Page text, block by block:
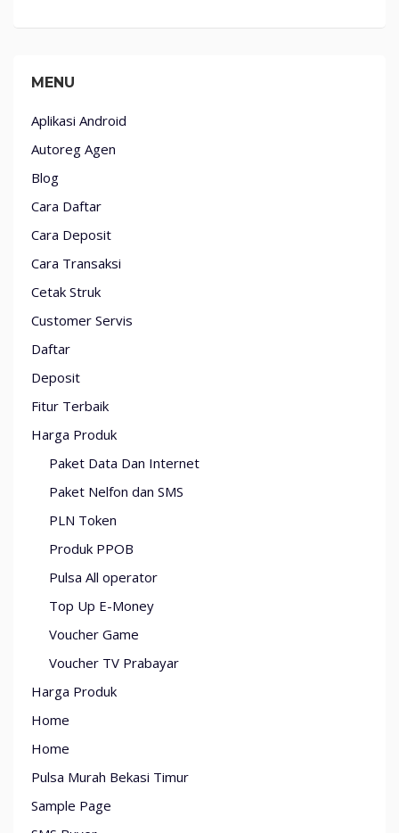
MENU
Aplikasi Android
Autoreg Agen
Blog
Cara Daftar
Cara Deposit
Cara Transaksi
Cetak Struk
Customer Servis
Daftar
Deposit
Fitur Terbaik
Harga Produk
Paket Data Dan Internet
Paket Nelfon dan SMS
PLN Token
Produk PPOB
Pulsa All operator
Top Up E-Money
Voucher Game
Voucher TV Prabayar
Harga Produk
Home
Home
Pulsa Murah Bekasi Timur
Sample Page